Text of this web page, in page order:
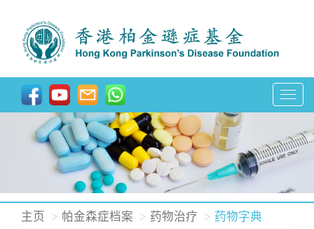
T
o
g
g
e
主页 帕金森症档案 药物治疗 药物字典